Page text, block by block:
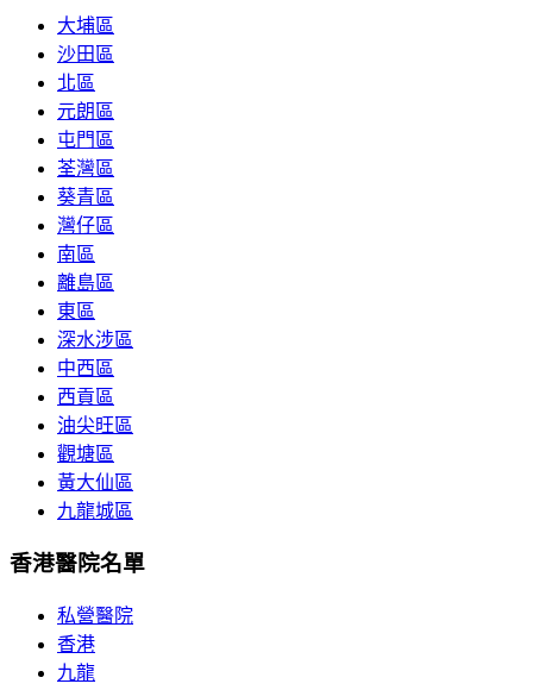
大埔區
沙田區
北區
元朗區
屯門區
荃灣區
葵青區
灣仔區
南區
離島區
東區
深水涉區
中西區
西貢區
油尖旺區
觀塘區
黃大仙區
九龍城區
香港醫院名單
私營醫院
香港
九龍